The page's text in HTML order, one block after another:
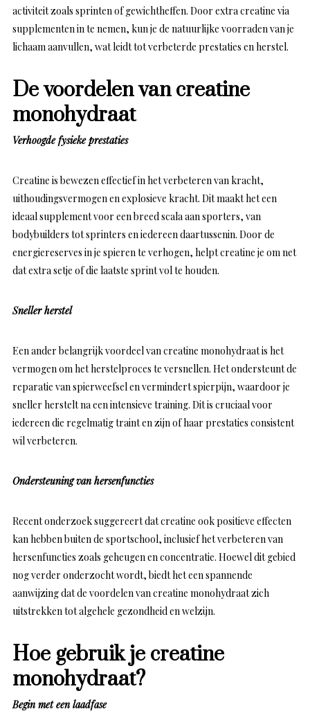
activiteit zoals sprinten of gewichtheffen. Door extra creatine via
supplementen in te nemen, kun je de natuurlijke voorraden van je
lichaam aanvullen, wat leidt tot verbeterde prestaties en herstel.
De voordelen van creatine
monohydraat
Verhoogde fysieke prestaties
Creatine is bewezen effectief in het verbeteren van kracht,
uithoudingsvermogen en explosieve kracht. Dit maakt het een
ideaal supplement voor een breed scala aan sporters, van
bodybuilders tot sprinters en iedereen daartussenin. Door de
energiereserves in je spieren te verhogen, helpt creatine je om net
dat extra setje of die laatste sprint vol te houden.
Sneller herstel
Een ander belangrijk voordeel van creatine monohydraat is het
vermogen om het herstelproces te versnellen. Het ondersteunt de
reparatie van spierweefsel en vermindert spierpijn, waardoor je
sneller herstelt na een intensieve training. Dit is cruciaal voor
iedereen die regelmatig traint en zijn of haar prestaties consistent
wil verbeteren.
Ondersteuning van hersenfuncties
Recent onderzoek suggereert dat creatine ook positieve effecten
kan hebben buiten de sportschool, inclusief het verbeteren van
hersenfuncties zoals geheugen en concentratie. Hoewel dit gebied
nog verder onderzocht wordt, biedt het een spannende
aanwijzing dat de voordelen van creatine monohydraat zich
uitstrekken tot algehele gezondheid en welzijn.
Hoe gebruik je creatine
monohydraat?
Begin met een laadfase